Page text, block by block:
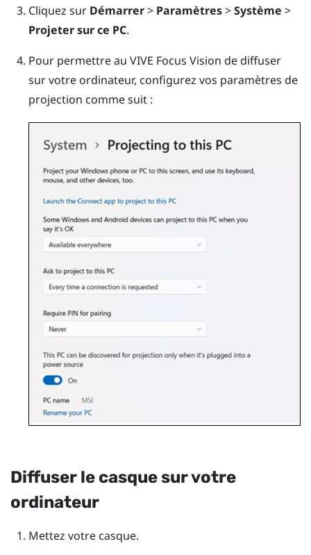
Cliquez sur Démarrer> Paramètres>Système >
Projeter sur ce PC.
Pour permettre au VIVE Focus Vision de diffuser
sur votre ordinateur, configurez vos paramètres de
projection comme suit :
Diffuser le casque sur votre
ordinateur
Mettez votre casque.